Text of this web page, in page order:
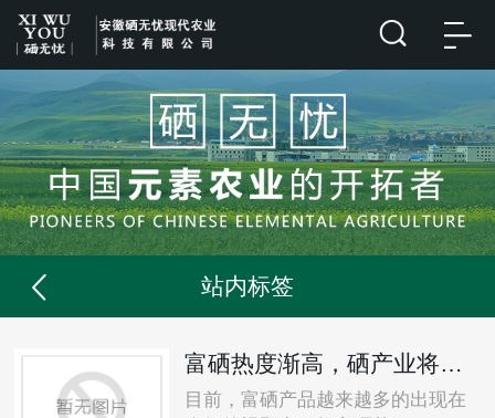
站内标签
富硒热度渐高，硒产业将成为健康产业的新切入口和新爆炸点！
目前，富硒产品越来越多的出现在